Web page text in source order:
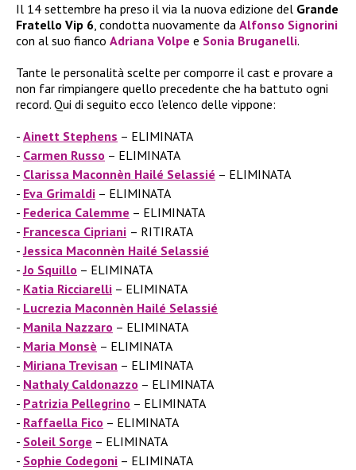
Il 14 settembre ha preso il via la nuova edizione del Grande
Fratello Vip 6, condotta nuovamente da Alfonso Signorini
con al suo fianco Adriana Volpe e Sonia Bruganelli.
Tante le personalità scelte per comporre il cast e provare a
non far rimpiangere quello precedente che ha battuto ogni
record. Qui di seguito ecco l’elenco delle vippone:
Ainett Stephens – ELIMINATA
Carmen Russo – ELIMINATA
Clarissa Maconnèn Hailé Selassié – ELIMINATA
Eva Grimaldi – ELIMINATA
Federica Calemme – ELIMINATA
Francesca Cipriani – RITIRATA
Jessica Maconnèn Hailé Selassié
Jo Squillo – ELIMINATA
Katia Ricciarelli – ELIMINATA
Lucrezia Maconnèn Hailé Selassié
Manila Nazzaro – ELIMINATA
Maria Monsè – ELIMINATA
Miriana Trevisan – ELIMINATA
Nathaly Caldonazzo – ELIMINATA
Patrizia Pellegrino – ELIMINATA
Raffaella Fico – ELIMINATA
Soleil Sorge – ELIMINATA
Sophie Codegoni – ELIMINATA